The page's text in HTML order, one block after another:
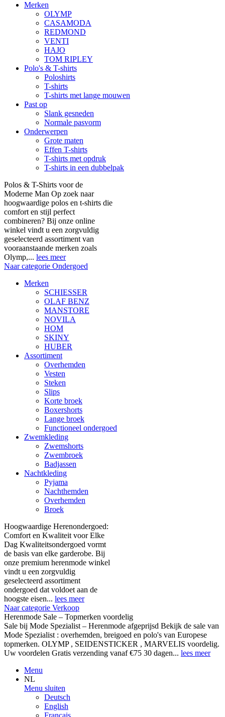
Merken
OLYMP
CASAMODA
REDMOND
VENTI
HAJO
TOM RIPLEY
Polo's & T-shirts
Poloshirts
T-shirts
T-shirts met lange mouwen
Past op
Slank gesneden
Normale pasvorm
Onderwerpen
Grote maten
Effen T-shirts
T-shirts met opdruk
T-shirts in een dubbelpak
Polos & T-Shirts voor de
Moderne Man Op zoek naar
hoogwaardige polos en t-shirts die
comfort en stijl perfect
combineren? Bij onze online
winkel vindt u een zorgvuldig
geselecteerd assortiment van
vooraanstaande merken zoals
Olymp,... lees meer
Naar categorie Ondergoed
Merken
SCHIESSER
OLAF BENZ
MANSTORE
NOVILA
HOM
SKINY
HUBER
Assortiment
Overhemden
Vesten
Steken
Slips
Korte broek
Boxershorts
Lange broek
Functioneel ondergoed
Zwemkleding
Zwemshorts
Zwembroek
Badjassen
Nachtkleding
Pyjama
Nachthemden
Overhemden
Broek
Hoogwaardige Herenondergoed:
Comfort en Kwaliteit voor Elke
Dag Kwaliteitsondergoed vormt
de basis van elke garderobe. Bij
onze premium herenmode winkel
vindt u een zorgvuldig
geselecteerd assortiment
ondergoed dat voldoet aan de
hoogste eisen... lees meer
Naar categorie Verkoop
Herenmode Sale – Topmerken voordelig
Sale bij Mode Spezialist – Herenmode afgeprijsd Bekijk de sale van
Mode Spezialist : overhemden, breigoed en polo's van Europese
topmerken. OLYMP , SEIDENSTICKER , MARVELIS voordelig.
Uw voordelen Gratis verzending vanaf €75 30 dagen... lees meer
Menu
NL
Menu sluiten
Deutsch
English
Français